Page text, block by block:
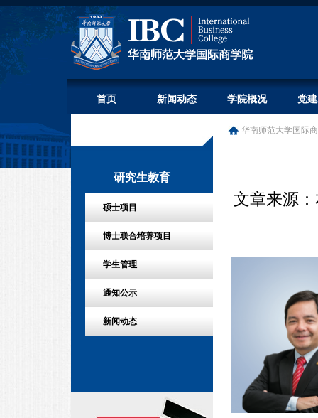
首页 新闻动态 学院概况 党
研究生教育
硕士项目
博士联合培养项目
学生管理
通知公示
新闻动态
华南师范大学国际
文章来源